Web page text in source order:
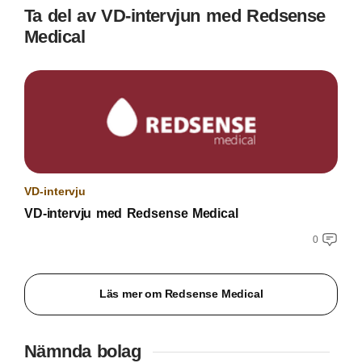
Ta del av VD-intervjun med Redsense
Medical
VD-intervju
VD-intervju med Redsense Medical
0
Läs mer om Redsense Medical
Nämnda bolag